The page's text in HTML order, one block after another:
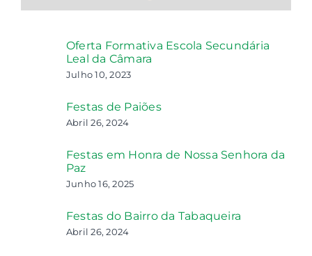
Oferta Formativa Escola Secundária
Leal da Câmara
Julho 10, 2023
Festas de Paiões
Abril 26, 2024
Festas em Honra de Nossa Senhora da
Paz
Junho 16, 2025
Festas do Bairro da Tabaqueira
Abril 26, 2024